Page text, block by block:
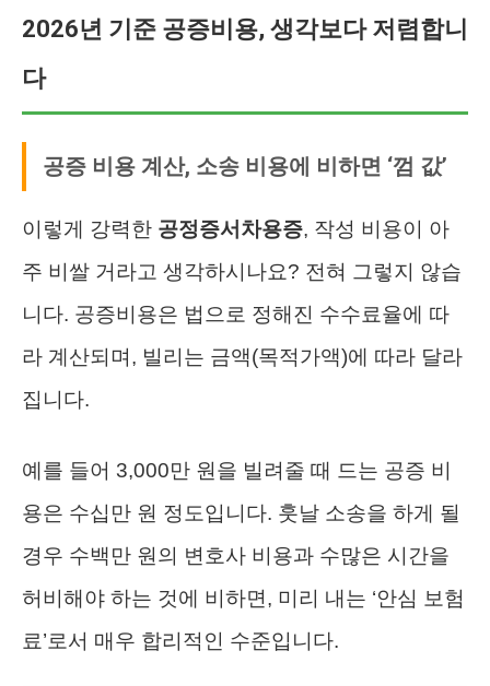
2026년 기준 공증비용, 생각보다 저렴합니
다
공증 비용 계산, 소송 비용에 비하면 ‘껌 값’
이렇게 강력한 공정증서차용증, 작성 비용이 아
주 비쌀 거라고 생각하시나요? 전혀 그렇지 않습
니다. 공증비용은 법으로 정해진 수수료율에 따
라 계산되며, 빌리는 금액(목적가액)에 따라 달라
집니다.
예를 들어 3,000만 원을 빌려줄 때 드는 공증 비
용은 수십만 원 정도입니다. 훗날 소송을 하게 될
경우 수백만 원의 변호사 비용과 수많은 시간을
허비해야 하는 것에 비하면, 미리 내는 ‘안심 보험
료’로서 매우 합리적인 수준입니다.